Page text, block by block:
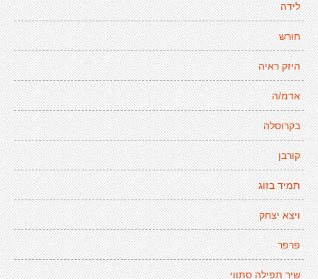
לידה
חורש
היזק ראיה
אדמ/ה
בקרוסלה
קורבן
תמיד בזוג
ויצא יצחק
פרפר
שיר תפילה סתווי